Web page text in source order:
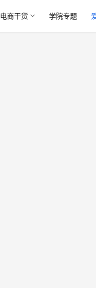
电商干货 学院专题